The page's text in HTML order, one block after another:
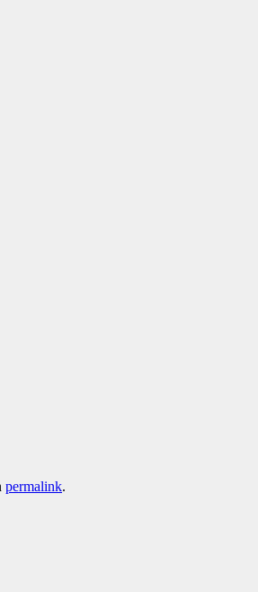
permalink.